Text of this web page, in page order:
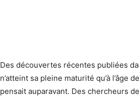
Des découvertes récentes publiées
n’atteint sa pleine maturité qu’à l’âge
pensait auparavant. Des chercheurs